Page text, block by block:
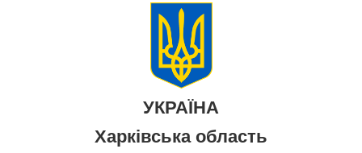
УКРАЇНА
Харківська область